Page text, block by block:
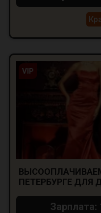
VIP
ПЕТЕРБУРГЕ ДЛЯ
Зарплата: